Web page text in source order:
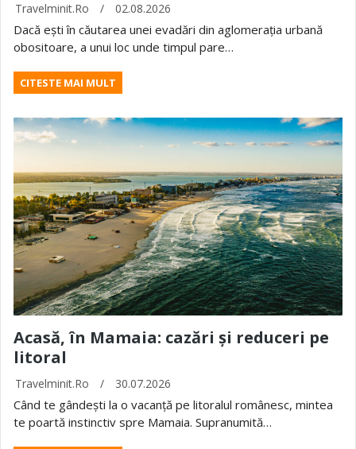
Travelminit.ro / 02.08.2026
Dacă ești în căutarea unei evadări din aglomerația urbană
obositoare, a unui loc unde timpul pare…
CITESTE MAI MULT
Acasă, în Mamaia: cazări și reduceri pe
litoral
Travelminit.ro / 30.07.2026
Când te gândești la o vacanță pe litoralul românesc, mintea
te poartă instinctiv spre Mamaia. Supranumită…